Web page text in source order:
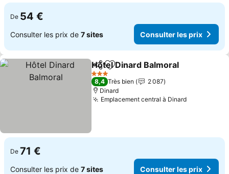
De 54 €
Consulter les prix de 7 sites Consulter les prix
PartagerAjouter à mes favoris
Hôtel Dinard Balmoral
3 Étoiles
8,4 Très bien
2 087
Dinard
Emplacement central à DinardConsulter
De 71 €
Consulter les prix de 7 sites Consulter les prix